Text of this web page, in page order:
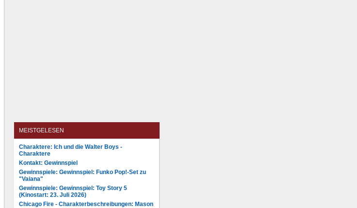
MEISTGELESEN
Charaktere: Ich und die Walter Boys -
Charaktere
Kontakt: Gewinnspiel
Gewinnspiele: Gewinnspiel: Funko Pop!-Set zu
"Vaiana"
Gewinnspiele: Gewinnspiel: Toy Story 5
(Kinostart: 23. Juli 2026)
Chicago Fire - Charakterbeschreibungen: Mason